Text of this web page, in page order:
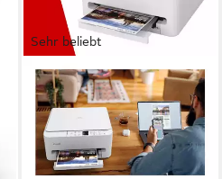
Sehr beliebt
CANON
PIXMA TS6550i
Multifunktionsdrucker
1200 x 1200 dpi
Auflösung Farb Druck
1200 x 2400 dpi
Auflösung Scan
Tintendruck Druckverfahren